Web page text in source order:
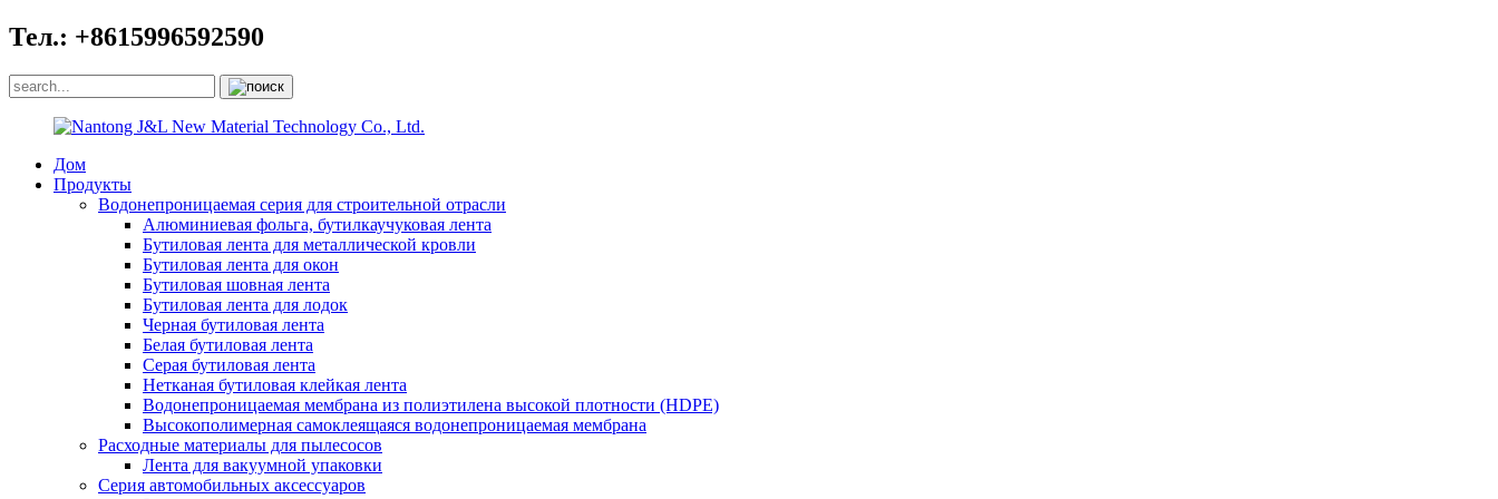
Тел.: +8615996592590
Дом
Продукты
Водонепроницаемая серия для строительной отрасли
Алюминиевая фольга, бутилкаучуковая лента
Бутиловая лента для металлической кровли
Бутиловая лента для окон
Бутиловая шовная лента
Бутиловая лента для лодок
Черная бутиловая лента
Белая бутиловая лента
Серая бутиловая лента
Нетканая бутиловая клейкая лента
Водонепроницаемая мембрана из полиэтилена высокой плотности (HDPE)
Высокополимерная самоклеящаяся водонепроницаемая мембрана
Расходные материалы для пылесосов
Лента для вакуумной упаковки
Серия автомобильных аксессуаров